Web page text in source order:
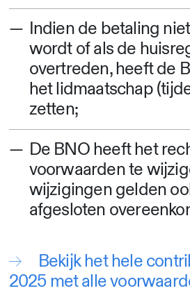
Indien de betaling
wordt of als de
overtreden, heeft de
het lidmaatschap
zetten;
De BNO heeft het
voorwaarden te
wijzigingen gelden
afgesloten
Bekijk het hele
2025 met alle